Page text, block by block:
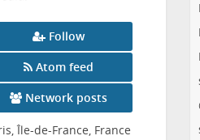
Follow
Atom feed
Network posts
Île-de-France, France